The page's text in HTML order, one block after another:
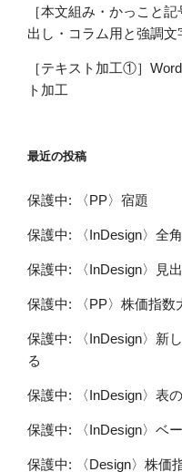
［本文組み・かっこと
出し・コラム用と強調文
［テキスト加工①］
ト加工
最近の投稿
保護中: 〈PP〉宿題
保護中: 〈InDesign〉全
保護中: 〈InDesign〉見
保護中: 〈PP〉株価指数
保護中: 〈InDesign〉新
る
保護中: 〈InDesign〉表
保護中: 〈InDesign〉ベ
保護中: 〈Design〉株価